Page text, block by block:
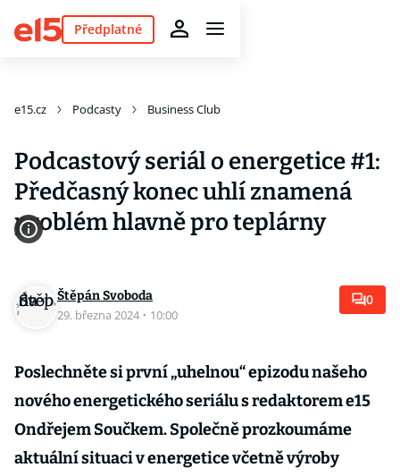
Předplatné
e15.cz Podcasty Business Club
Podcastový seriál o energetice #1:
Předčasný konec uhlí znamená
problém hlavně pro teplárny
Štěpán Svoboda
29. března 2024 · 10:00
0
Poslechněte si první „uhelnou“ epizodu našeho
nového energetického seriálu s redaktorem e15
Ondřejem Součkem. Společně prozkoumáme
aktuální situaci v energetice včetně výroby